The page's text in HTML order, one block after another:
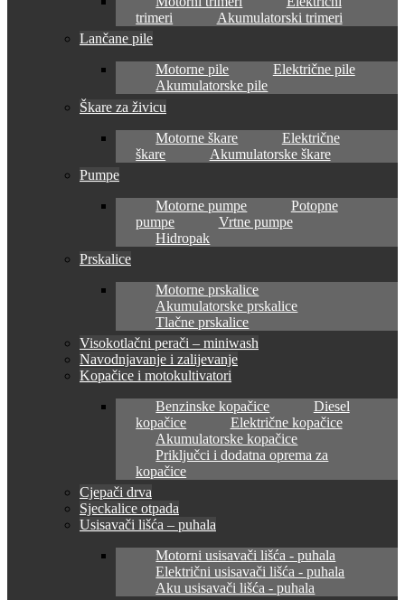
trimeri
Akumulatorski trimeri
Lančane pile
Motorne pile
Električne pile
Akumulatorske pile
Škare za živicu
Motorne škare
Električne
škare
Akumulatorske škare
Pumpe
Motorne pumpe
Potopne
pumpe
Vrtne pumpe
Hidropak
Prskalice
Motorne prskalice
Akumulatorske prskalice
Tlačne prskalice
Visokotlačni perači – miniwash
Navodnjavanje i zalijevanje
Kopačice i motokultivatori
Benzinske kopačice
Diesel
kopačice
Električne kopačice
Akumulatorske kopačice
Priključci i dodatna oprema za
kopačice
Cjepači drva
Sjeckalice otpada
Usisavači lišća – puhala
Motorni usisavači lišća - puhala
Električni usisavači lišća - puhala
Aku usisavači lišća - puhala